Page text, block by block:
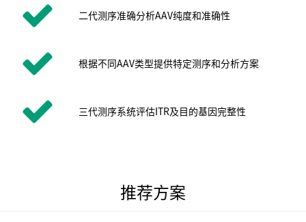
二代测序准确分析AAV纯度和准确性
根据不同AAV类型提供特定测序和分析方案
三代测序系统评估ITR及目的基因完整性
推荐方案